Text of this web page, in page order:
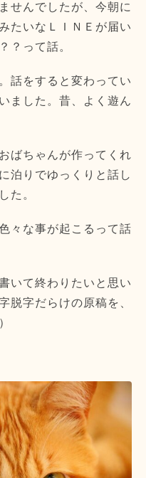
せんでしたが、今朝に
たいなＬＩＮＥが届い
？って話。
話をすると変わってい
ました。昔、よく遊ん
ばちゃんが作ってくれ
泊りでゆっくりと話し
た。
々な事が起こるって話
いて終わりたいと思い
脱字だらけの原稿を、